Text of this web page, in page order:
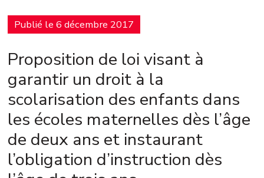
Publié le 6 décembre 2017
Proposition de loi visant à
garantir un droit à la
scolarisation des enfants dans
les écoles maternelles dès l’âge
de deux ans et instaurant
l’obligation d’instruction dès